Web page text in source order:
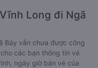
Long đi Ngã
Bảy vẫn chưa được công
các bạn thông tin vé
ngày giờ bán vé của